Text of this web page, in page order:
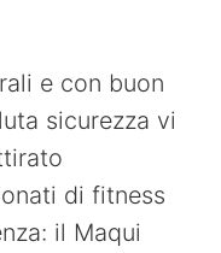
e con buon
sicurezza vi
di fitness
il Maqui